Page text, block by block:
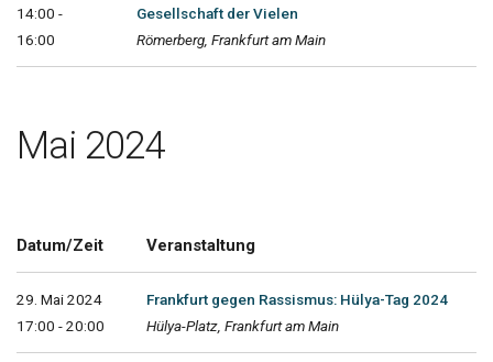
14:00 -
16:00
Gesellschaft der Vielen
Römerberg, Frankfurt am Main
Mai 2024
Datum/Zeit Veranstaltung
29. Mai 2024
17:00 - 20:00
Frankfurt gegen Rassismus: Hülya-Tag 2024
Hülya-Platz, Frankfurt am Main